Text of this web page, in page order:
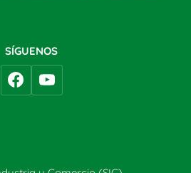
SÍGUENOS